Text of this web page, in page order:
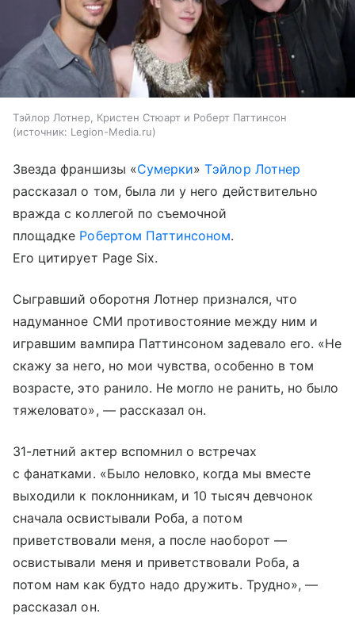
Тэйлор Лотнер, Кристен Стюарт и Роберт Паттинсон
источник: Legion-Media.ru
Звезда франшизы «Сумерки»Тэйлор Лотнер
рассказал о том, была ли у него действительно
вражда с коллегой по съемочной
площадке Робертом Паттинсоном.
Его цитирует Page Six.
Сыгравший оборотня Лотнер признался, что
надуманное СМИ противостояние между ним и
игравшим вампира Паттинсоном задевало его. «Не
скажу за него, но мои чувства, особенно в том
возрасте, это ранило. Не могло не ранить, но было
тяжеловато», — рассказал он.
31-летний актер вспомнил о встречах
с фанатками. «Было неловко, когда мы вместе
выходили к поклонникам, и 10 тысяч девчонок
сначала освистывали Роба, а потом
приветствовали меня, а после наоборот —
освистывали меня и приветствовали Роба, а
потом нам как будто надо дружить. Трудно», —
рассказал он.